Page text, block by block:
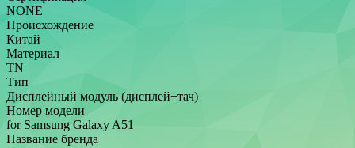
NONE
Происхождение
Китай
Материал
TN
Тип
Дисплейный модуль (дисплей+тач)
Номер модели
for Samsung Galaxy A51
Название бренда